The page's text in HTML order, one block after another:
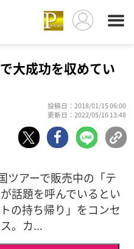
大成功を収めてい
投稿日：2018/01/15 06:00
更新日：2022/05/16 13:48
ツアーで販売中の「テ
話題を呼んでいるとい
の持ち帰り」をコンセ
。カ...